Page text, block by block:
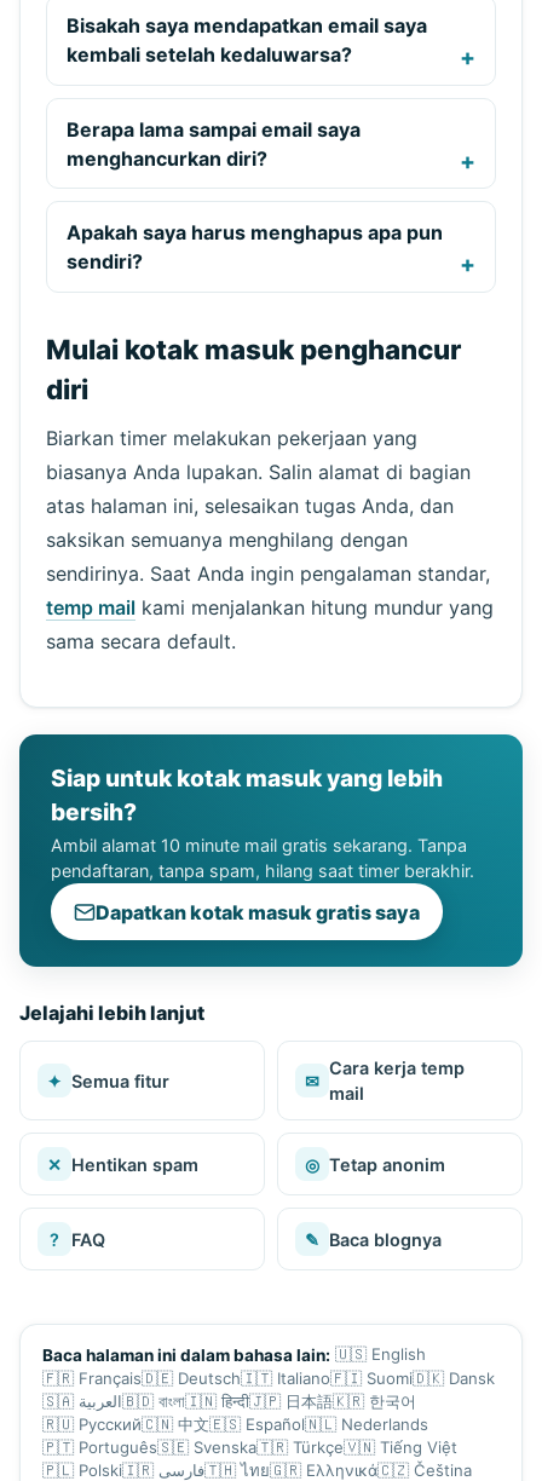
Bisakah saya mendapatkan email saya
kembali setelah kedaluwarsa?
Berapa lama sampai email saya
menghancurkan diri?
Apakah saya harus menghapus apa pun
sendiri?
Mulai kotak masuk penghancur
diri
Biarkan timer melakukan pekerjaan yang
biasanya Anda lupakan. Salin alamat di bagian
atas halaman ini, selesaikan tugas Anda, dan
saksikan semuanya menghilang dengan
sendirinya. Saat Anda ingin pengalaman standar,
temp mailkami menjalankan hitung mundur yang
sama secara default.
Siap untuk kotak masuk yang lebih
bersih?
Ambil alamat 10 minute mail gratis sekarang. Tanpa
pendaftaran, tanpa spam, hilang saat timer berakhir.
Dapatkan kotak masuk gratis saya
Jelajahi lebih lanjut
✦ Semua fitur ✉
Cara kerja temp
mail
✕ Hentikan spam ◎ Tetap anonim
? FAQ ✎ Baca blognya
Baca halaman ini dalam bahasa lain: 🇺🇸 English
🇫🇷 Français🇩🇪 Deutsch🇮🇹 Italiano🇫🇮 Suomi🇩🇰 Dansk
🇸🇦 العربية🇧🇩 বাংলা🇮🇳 हिन्दी🇯🇵 日本語🇰🇷 한국어
🇷🇺 Русский🇨🇳 中文🇪🇸 Español🇳🇱 Nederlands
🇵🇹 Português🇸🇪 Svenska🇹🇷 Türkçe🇻🇳 Tiếng Việt
🇵🇱 Polski🇮🇷 فارسی🇹🇭ไทย🇬🇷 Ελληνικά🇨🇿 Čeština